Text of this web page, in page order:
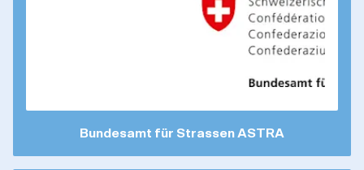
Bundesamt für Strassen ASTRA